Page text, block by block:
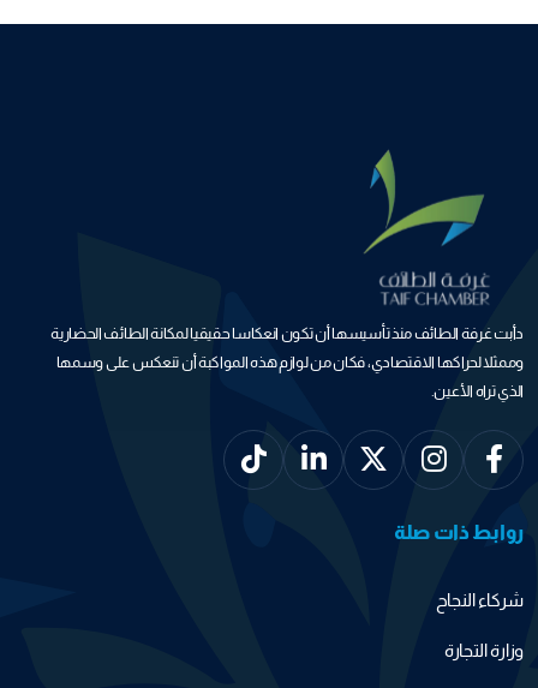
دأبت غرفة الطائف منذ تأسيسها أن تكون انعكاسا حقيقيا لمكانة الطائف الحضارية
وممثلا لحراكها الاقتصادي، فكان من لوازم هذه المواكبة أن تنعكس على وسمها
الذي تراه الأعين.
روابط ذات صلة
شركاء النجاح
وزارة التجارة